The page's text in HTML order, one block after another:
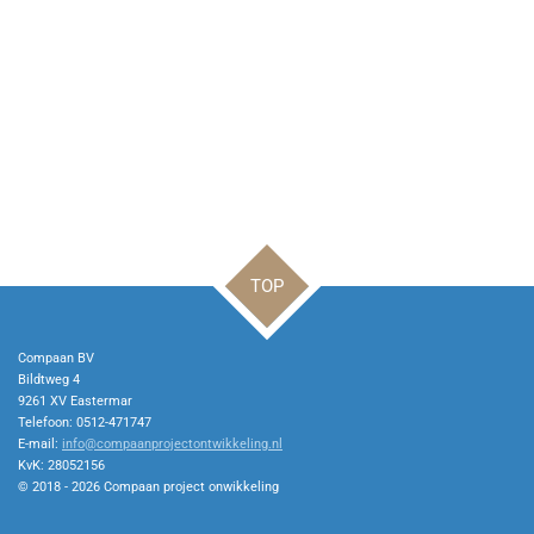
TOP
Compaan BV
Bildtweg 4
9261 XV Eastermar
Telefoon: 0512-471747
E-mail: info@compaanprojectontwikkeling.nl
KvK: 28052156
© 2018 - 2026 Compaan project onwikkeling